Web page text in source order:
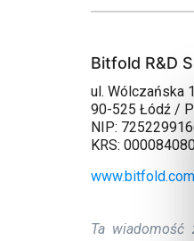
Bitfold R&D
ul. Wólczańska
90-525 Łódź /
NIP:
KRS:
www.bitfold.com
Ta wiadomość